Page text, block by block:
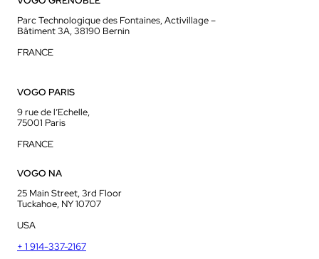
Parc Technologique des Fontaines, Activillage –
Bâtiment 3A, 38190 Bernin
FRANCE
VOGO PARIS
9 rue de l’Echelle,
75001 Paris
FRANCE
VOGO NA
25 Main Street, 3rd Floor
Tuckahoe, NY 10707
USA
+ 1 914-337-2167